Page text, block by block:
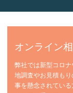
オンライン
弊社では新型コロ
地調査やお見積も
事を懸念されてい